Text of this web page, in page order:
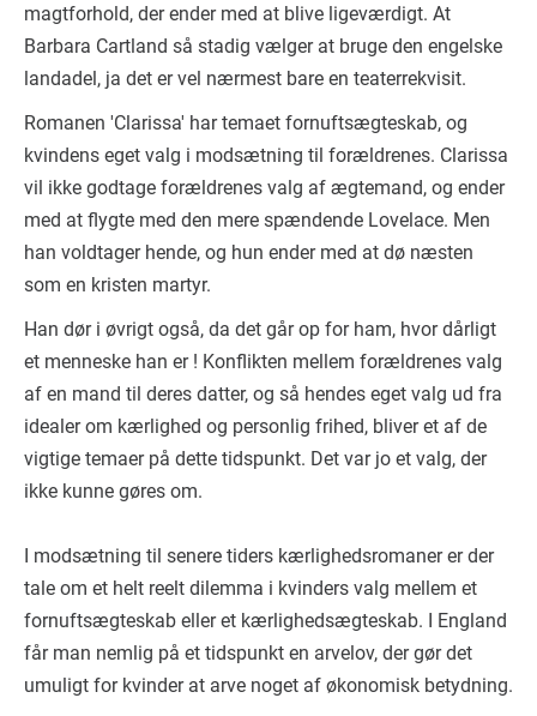
magtforhold, der ender med at blive ligeværdigt. At
Barbara Cartland så stadig vælger at bruge den engelske
landadel, ja det er vel nærmest bare en teaterrekvisit.
Romanen 'Clarissa' har temaet fornuftsægteskab, og
kvindens eget valg i modsætning til forældrenes. Clarissa
vil ikke godtage forældrenes valg af ægtemand, og ender
med at flygte med den mere spændende Lovelace. Men
han voldtager hende, og hun ender med at dø næsten
som en kristen martyr.
Han dør i øvrigt også, da det går op for ham, hvor dårligt
et menneske han er ! Konflikten mellem forældrenes valg
af en mand til deres datter, og så hendes eget valg ud fra
idealer om kærlighed og personlig frihed, bliver et af de
vigtige temaer på dette tidspunkt. Det var jo et valg, der
ikke kunne gøres om.
I modsætning til senere tiders kærlighedsromaner er der
tale om et helt reelt dilemma i kvinders valg mellem et
fornuftsægteskab eller et kærlighedsægteskab. I England
får man nemlig på et tidspunkt en arvelov, der gør det
umuligt for kvinder at arve noget af økonomisk betydning.